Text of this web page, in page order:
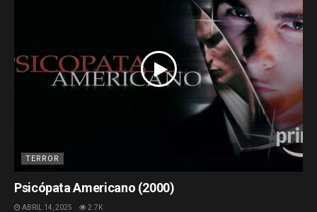
TERROR
Psicópata Americano (2000)
ABRIL 14, 2025 2.7K